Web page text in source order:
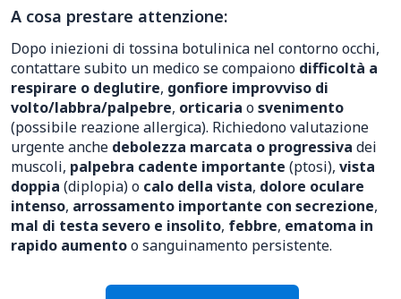
A cosa prestare attenzione:
Dopo iniezioni di tossina botulinica nel contorno occhi,
contattare subito un medico se compaiono difficoltà a
respirare o deglutire, gonfiore improvviso di
volto/labbra/palpebre, orticaria osvenimento
(possibile reazione allergica). Richiedono valutazione
urgente anche debolezza marcata o progressiva dei
muscoli, palpebra cadente importante (ptosi), vista
doppia (diplopia) o calo della vista, dolore oculare
intenso, arrossamento importante con secrezione,
mal di testa severo e insolito, febbre, ematoma in
rapido aumentoo sanguinamento persistente.